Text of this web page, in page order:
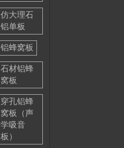
仿大理石
铝单板
铝蜂窝板
石材铝蜂
窝板
穿孔铝蜂
窝板（声
学吸音
板）